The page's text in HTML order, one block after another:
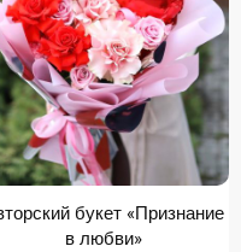
букет «Признание
в любви»